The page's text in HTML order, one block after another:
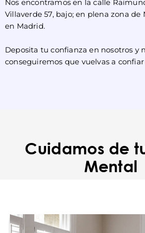
Nos encontramos en la calle
Villaverde 57, bajo; en plena zona de
en Madrid.
Deposita tu confianza en nosotros y
conseguiremos que vuelvas a
Cuidamos de
Mental